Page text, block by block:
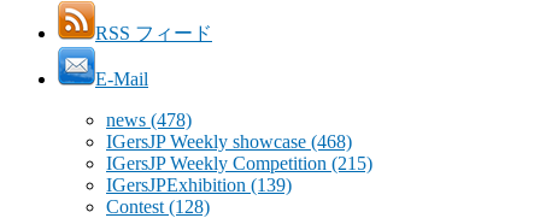
RSS フィード
E-Mail
news (478)
IGersJP Weekly showcase (468)
IGersJP Weekly Competition (215)
IGersJPExhibition (139)
Contest (128)